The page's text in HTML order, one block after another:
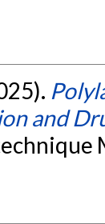
and